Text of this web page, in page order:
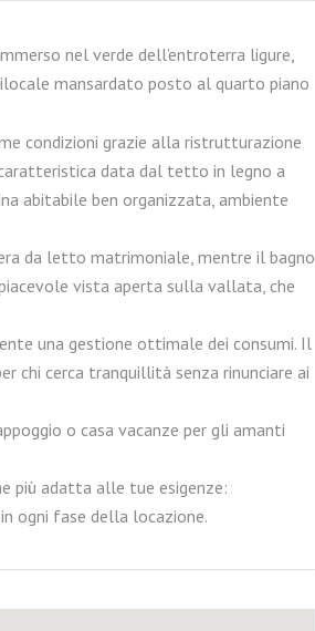
nel verde dell’entroterra ligure,
mansardato posto al quarto piano
condizioni grazie alla ristrutturazione
data dal tetto in legno a
abitabile ben organizzata, ambiente
da letto matrimoniale, mentre il bagno
vista aperta sulla vallata, che
una gestione ottimale dei consumi. Il
chi cerca tranquillità senza rinunciare ai
o casa vacanze per gli amanti
più adatta alle tue esigenze:
ogni fase della locazione.